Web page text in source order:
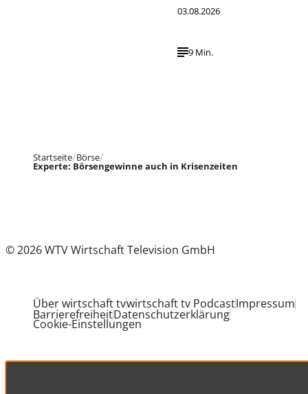
03.08.2026
9 Min.
Startseite Börse
Experte: Börsengewinne auch in Krisenzeiten
© 2026 WTV Wirtschaft Television GmbH
Über wirtschaft tvwirtschaft tv PodcastImpressum
BarrierefreiheitDatenschutzerklärung
Cookie-Einstellungen